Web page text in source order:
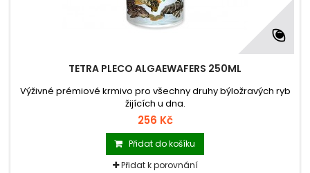
TETRA PLECO ALGAEWAFERS 250ML
Výživné prémiové krmivo pro všechny druhy býložravých ryb
žijících u dna.
256 Kč
Přidat do košíku
Přidat k porovnání